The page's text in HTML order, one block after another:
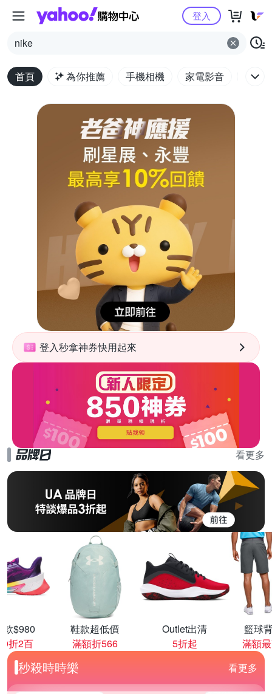
Yahoo購物中心
nike
登入
首頁 為你推薦 手機相機 家電影音 電腦
登入秒拿神券快用起來
看更多
款$980
折2百
鞋款超低價
滿額折566
Outlet出清
5折起
籃球
滿額
秒殺時時樂 看更多